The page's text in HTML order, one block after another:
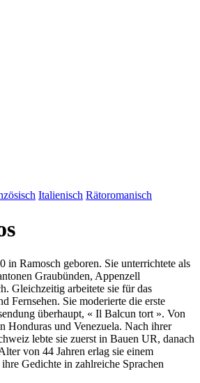
Italienisch Rätoromanisch
in Ramosch geboren. Sie unterrichtete als
Graubünden, Appenzell
Gleichzeitig arbeitete sie für das
Fernsehen. Sie moderierte die erste
überhaupt, « Il Balcun tort ». Von
Honduras und Venezuela. Nach ihrer
lebte sie zuerst in Bauen UR, danach
von 44 Jahren erlag sie einem
Gedichte in zahlreiche Sprachen